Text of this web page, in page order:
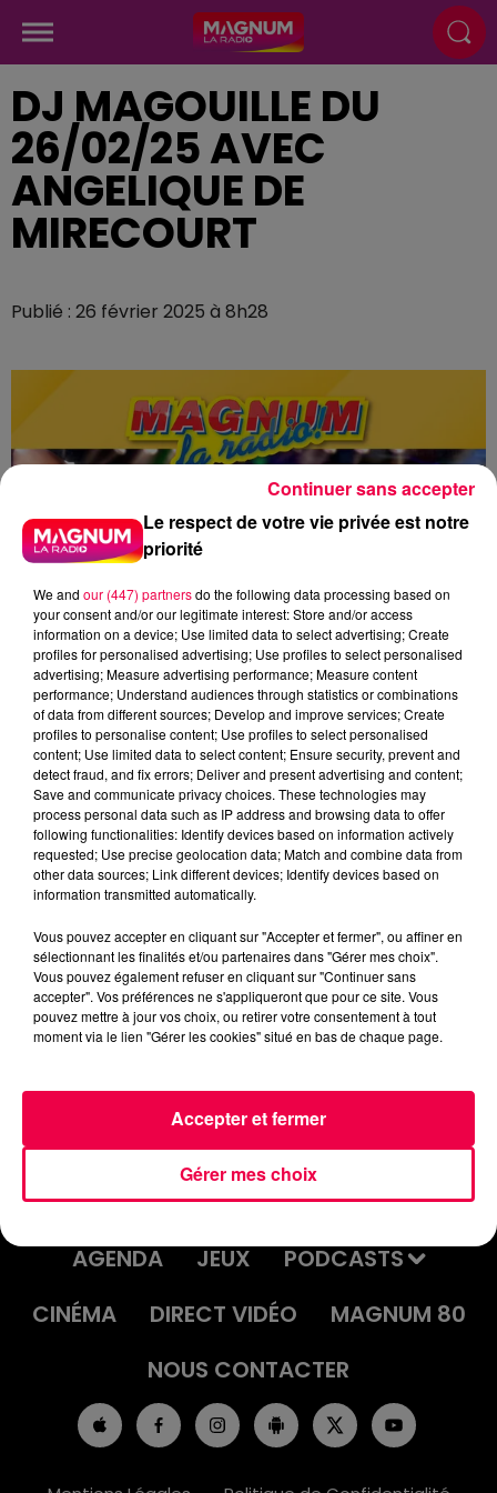
DJ MAGOUILLE DU
26/02/25 AVEC
ANGELIQUE DE
MIRECOURT
Publié : 26 février 2025 à 8h28
podcasts/2025/02/DJMAG260225.mp3
DJ MAGOUILLE DU 26/02/25 AVEC
ANGELIQUE DE MIRECOURT
ACCUEIL INFOS
EMISSIONS
AGENDA
JEUX
PODCASTS
CINÉMA
DIRECT VIDÉO
MAGNUM 80
NOUS CONTACTER
Le respect de votre vie privée est notre
priorité
We and our (447) partnersdo the following data processing based on
your consent and/or our legitimate interest: Store and/or access
information on a device; Use limited data to select advertising; Create
profiles for personalised advertising; Use profiles to select personalised
advertising; Measure advertising performance; Measure content
performance; Understand audiences through statistics or combinations
of data from different sources; Develop and improve services; Create
profiles to personalise content; Use profiles to select personalised
content; Use limited data to select content; Ensure security, prevent and
detect fraud, and fix errors; Deliver and present advertising and content;
Save and communicate privacy choices. These technologies may
process personal data such as IP address and browsing data to offer
following functionalities: Identify devices based on information actively
requested; Use precise geolocation data; Match and combine data from
other data sources; Link different devices; Identify devices based on
information transmitted automatically.
Vous pouvez accepter en cliquant sur "Accepter et fermer", ou affiner en
sélectionnant les finalités et/ou partenaires dans "Gérer mes choix".
Vous pouvez également refuser en cliquant sur "Continuer sans
accepter". Vos préférences ne s'appliqueront que pour ce site. Vous
pouvez mettre à jour vos choix, ou retirer votre consentement à tout
moment via le lien "Gérer les cookies" situé en bas de chaque page.
Gérer mes choix
Accepter et fermer
Continuer sans accepter